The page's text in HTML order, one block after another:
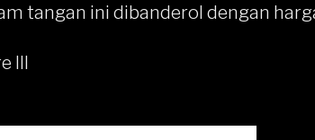
tangan ini dibanderol dengan